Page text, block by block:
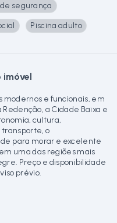
segurança
Piscina adulto
imóvel
modernos e funcionais, em
a Cidade Baixa e
cultura,
o
para morar e excelente
uma das regiões mais
Preço e disponibilidade
prévio.